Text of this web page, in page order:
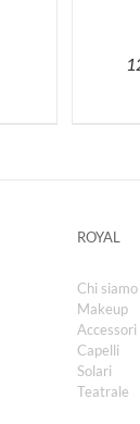
ROYAL
Chi siamo
Makeup
Accessori
Capelli
Solari
Teatrale